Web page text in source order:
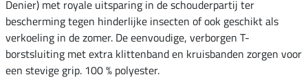
Denier) met royale uitsparing in de schouderpartij ter
bescherming tegen hinderlijke insecten of ook geschikt als
verkoeling in de zomer. De eenvoudige, verborgen T-
borstsluiting met extra klittenband en kruisbanden zorgen voor
een stevige grip. 100 % polyester.